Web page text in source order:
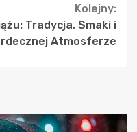
Kolejny:
Tradycja, Smaki i
Atmosferze